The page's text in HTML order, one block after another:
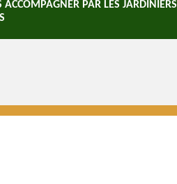
ACCOMPAGNER PAR LES